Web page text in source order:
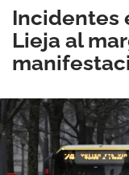
Incidentes
Lieja al